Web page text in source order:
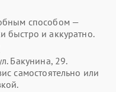
способом —
быстро и аккуратно.
Бакунина, 29.
самостоятельно или